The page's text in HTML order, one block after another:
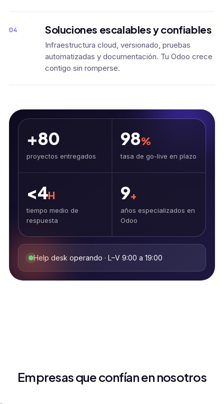
04 Soluciones escalables y confiables
Infraestructura cloud, versionado, pruebas
automatizadas y documentación. Tu Odoo crece
contigo sin romperse.
+80
proyectos entregados
98%
tasa de go-live en plazo
<4H
tiempo medio de
respuesta
9+
años especializados en
Odoo
Help desk operando · L–V 9:00 a 19:00
Empresas que confían en nosotros